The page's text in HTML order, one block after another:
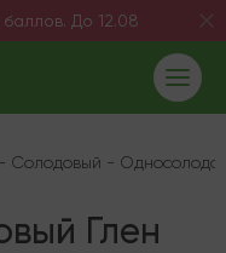
До 12.08
- Солодовый -
Глен